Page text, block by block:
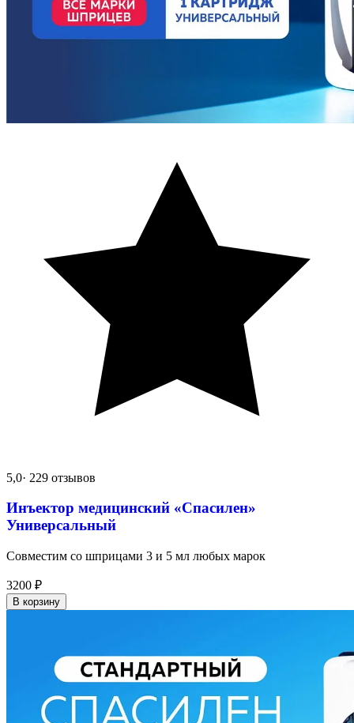
5,0· 229 отзывов
Инъектор медицинский «Спасилен»
Универсальный
Совместим со шприцами 3 и 5 мл любых марок
3200 ₽
В корзину